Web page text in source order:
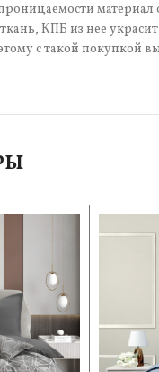
КПБ из нее
с такой покупкой